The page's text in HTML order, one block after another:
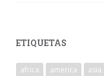
ETIQUETAS
africa america asia